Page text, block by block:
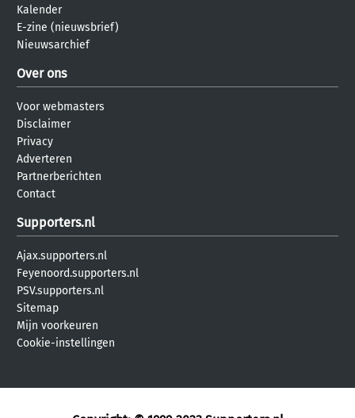
Kalender
E-zine (nieuwsbrief)
Nieuwsarchief
Over ons
Voor webmasters
Disclaimer
Privacy
Adverteren
Partnerberichten
Contact
Supporters.nl
Ajax.supporters.nl
Feyenoord.supporters.nl
PSV.supporters.nl
Sitemap
Mijn voorkeuren
Cookie-instellingen